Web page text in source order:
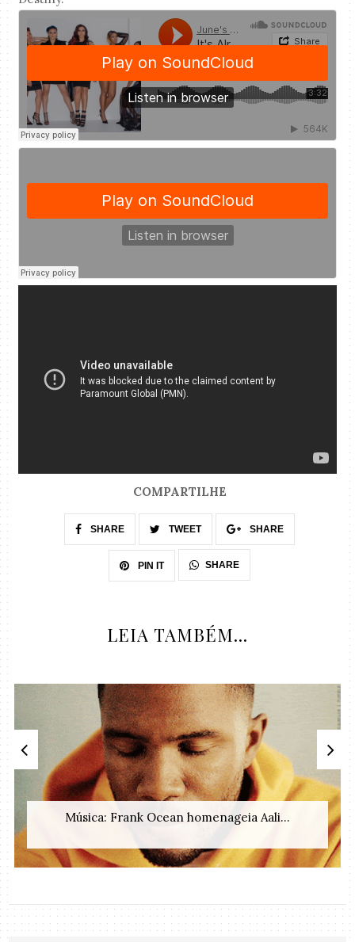
COMPARTILHE
SHARE TWEET SHARE
PIN IT SHARE
LEIA TAMBÉM...
Música: Frank Ocean homenageia Aali...